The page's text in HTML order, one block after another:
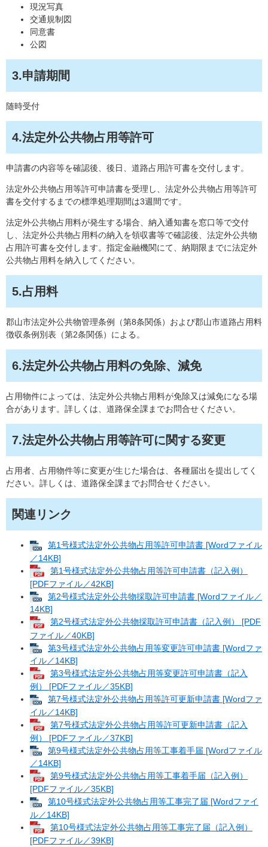
現況写真
交通規制図
同意書
公図
3.申請期間
随時受付
4.法定外公共物占用等許可
申請書の内容等を確認後、後日、道路占用許可書を交付します。
法定外公共物占用等許可申請書を受理し、法定外公共物占用等許可
書を交付するまでの標準処理期間は3週間です。
法定外公共物占用料が発生する場合、納入通知書を窓口等で交付
し、法定外公共物占用料の納入を領収書等で確認後、法定外公共物
占用許可書を交付します。指定金融機関にて、納期限までに法定外
公共物占用料を納入してください。
5.占用料
郡山市法定外公共物管理条例（第8条関係）および郡山市道路占用料
徴収条例別表（第2条関係）による。
6.法定外公共物占用料の免除、減免
占用物件によっては、法定外公共物占用料が免除又は減免になる場
合があります。詳しくは、道路保全課までお問合せください。
7.法定外公共物占用等許可に関する変更
占用者、占用物件等に変更が生じた場合は、各種届出を提出してく
ださい。詳しくは、道路保全課までお問合せください。
関連リンク
第1号様式法定外公共物占用等許可申請書 [Wordファイル
／14KB]
第1号様式法定外公共物占用等許可申請書（記入例）
[PDFファイル／42KB]
第2号様式法定外公共物採取許可申請書 [Wordファイル／
14KB]
第2号様式法定外公共物採取許可申請書（記入例） [PDF
ファイル／40KB]
第3号様式法定外公共物占用等変更許可申請書 [Wordファ
イル／14KB]
第3号様式法定外公共物占用等変更許可申請書（記入
例） [PDFファイル／35KB]
第7号様式法定外公共物占用等許可更新申請書 [Wordファ
イル／14KB]
第7号様式法定外公共物占用等許可更新申請書（記入
例） [PDFファイル／37KB]
第9号様式法定外公共物占用等工事着手届 [Wordファイル
／14KB]
第9号様式法定外公共物占用等工事着手届（記入例）
[PDFファイル／35KB]
第10号様式法定外公共物占用等工事完了届 [Wordファイ
ル／14KB]
第10号様式法定外公共物占用等工事完了届（記入例）
[PDFファイル／39KB]